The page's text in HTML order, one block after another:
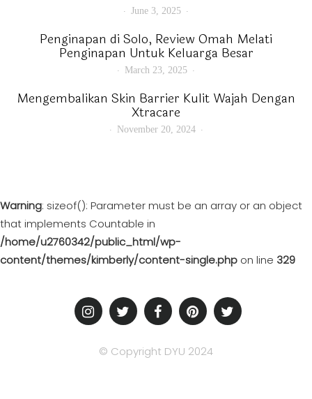
June 3, 2025
Penginapan di Solo, Review Omah Melati
Penginapan Untuk Keluarga Besar
March 23, 2025
Mengembalikan Skin Barrier Kulit Wajah Dengan
Xtracare
November 20, 2024
Warning: sizeof(): Parameter must be an array or an object
that implements Countable in
/home/u2760342/public_html/wp-
content/themes/kimberly/content-single.php on line 329
© Copyright DYU 2024